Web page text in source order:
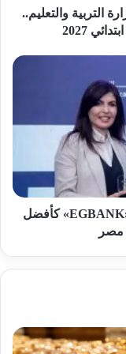
التربية والتعليم..
2027
قمة «Work Shift Summit 2026» تُكرم «EGBANK» كأفضل
مصر